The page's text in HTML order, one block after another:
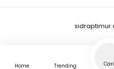
Home Trending Cari